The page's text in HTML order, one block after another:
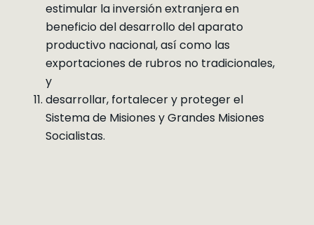
estimular la inversión extranjera en
beneficio del desarrollo del aparato
productivo nacional, así como las
exportaciones de rubros no tradicionales,
y
desarrollar, fortalecer y proteger el
Sistema de Misiones y Grandes Misiones
Socialistas.